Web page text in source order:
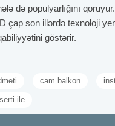
də populyarlığını
çap son illərdə texnoloji
göstərir.
Flayerlər və broşürlər
etdirməyə imkan
əvəzolunmaz rol
cam balkon
ile